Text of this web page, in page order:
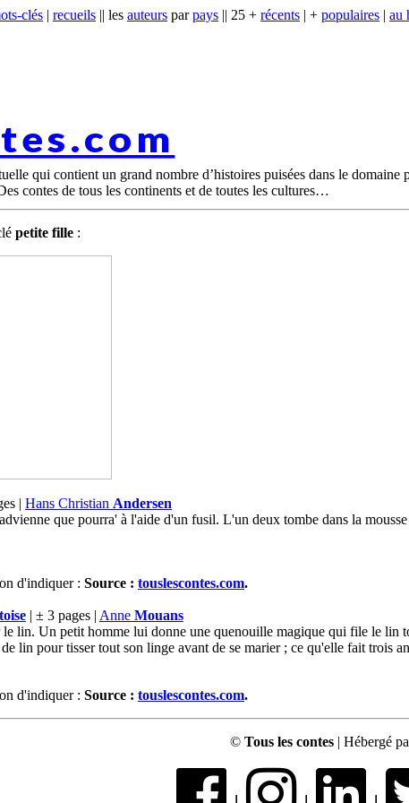
clés | recueils || les auteurs parpays || 25 + récents | + populaires | au
qui contient un grand nombre d’histoires puisées dans le
contes de tous les continents et de toutes les cultures
petite fille :
| Hans Christian Andersen
que pourra' à l'aide d'un fusil. L'un deux tombe dans la
d'indiquer : Source : touslescontes.com.
| ± 3 pages | Anne Mouans
le lin. Un petit homme lui donne une quenouille magique qui file le
lin pour tisser tout son linge avant de se marier ; ce qu'elle fait trois
d'indiquer : Source : touslescontes.com.
© Tous les contes | Hébergé